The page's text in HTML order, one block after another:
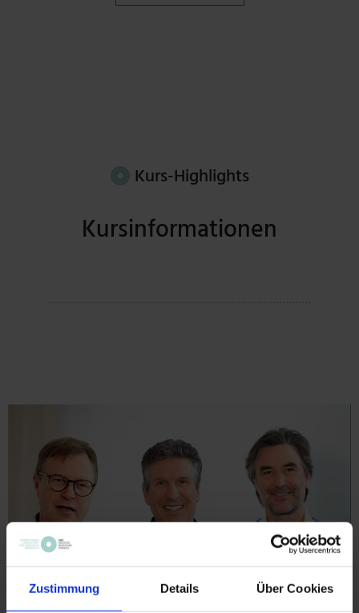
Zustimmung Details Über Cookies
Kurs-Highlights
Kursinformationen